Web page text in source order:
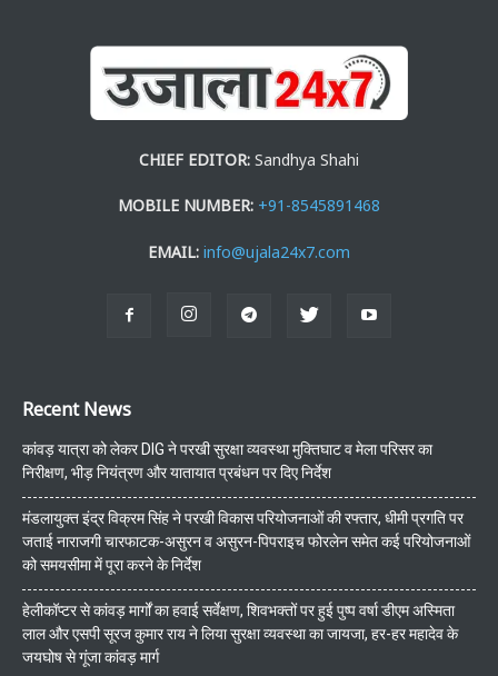
CHIEF EDITOR: Sandhya Shahi
MOBILE NUMBER: +91-8545891468
EMAIL: info@ujala24x7.com
Recent News
कांवड़ यात्रा को लेकर DIG ने परखी सुरक्षा व्यवस्था मुक्तिघाट व मेला परिसर का
निरीक्षण, भीड़ नियंत्रण और यातायात प्रबंधन पर दिए निर्देश
मंडलायुक्त इंद्र विक्रम सिंह ने परखी विकास परियोजनाओं की रफ्तार, धीमी प्रगति पर
जताई नाराजगी चारफाटक-असुरन व असुरन-पिपराइच फोरलेन समेत कई परियोजनाओं
को समयसीमा में पूरा करने के निर्देश
हेलीकॉप्टर से कांवड़ मार्गों का हवाई सर्वेक्षण, शिवभक्तों पर हुई पुष्प वर्षा डीएम अस्मिता
लाल और एसपी सूरज कुमार राय ने लिया सुरक्षा व्यवस्था का जायजा, हर-हर महादेव के
जयघोष से गूंजा कांवड़ मार्ग